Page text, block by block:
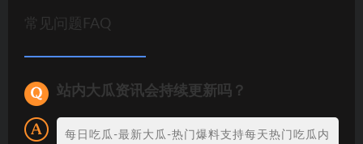
常见问题FAQ
站内大瓜资讯会持续更新吗？
每日吃瓜-最新大瓜-热门爆料支持每天热门吃瓜内